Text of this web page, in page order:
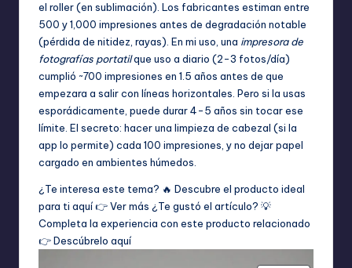
el roller (en sublimación). Los fabricantes estiman entre
500 y 1,000 impresiones antes de degradación notable
(pérdida de nitidez, rayas). En mi uso, una impresora de
fotografías portatilque uso a diario (2-3 fotos/día)
cumplió ~700 impresiones en 1.5 años antes de que
empezara a salir con líneas horizontales. Pero si la usas
esporádicamente, puede durar 4-5 años sin tocar ese
límite. El secreto: hacer una limpieza de cabezal (si la
app lo permite) cada 100 impresiones, y no dejar papel
cargado en ambientes húmedos.
¿Te interesa este tema? 🔥 Descubre el producto ideal
para ti aquí 👉Ver más ¿Te gustó el artículo? 💡
Completa la experiencia con este producto relacionado
👉Descúbrelo aquí